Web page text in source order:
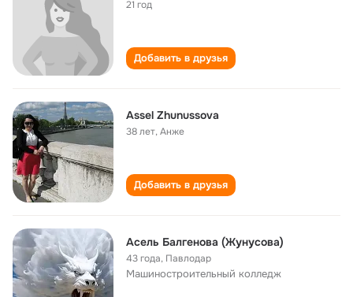
21 год
Добавить в друзья
Assel Zhunussova
38 лет,Анже
Добавить в друзья
Асель Балгенова (Жунусова)
43 года, Павлодар
Машиностроительный колледж